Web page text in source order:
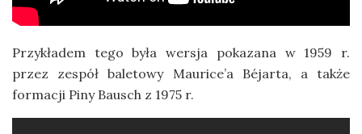
Przykładem tego była wersja pokazana w 1959 r.
przez
zespół baletowy Maurice’a Béjarta, a także
formacji Piny Bausch z 1975 r.